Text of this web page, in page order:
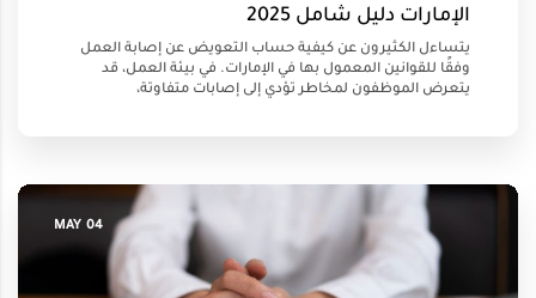
الإمارات دليل شامل 2025
يتساءل الكثيرون عن كيفية حساب التعويض عن إصابة العمل
وفقًا للقوانين المعمول بها في الإمارات. في بيئة العمل، قد
يتعرض الموظفون لمخاطر تؤدي إلى إصابات متفاوتة،
04 MAY